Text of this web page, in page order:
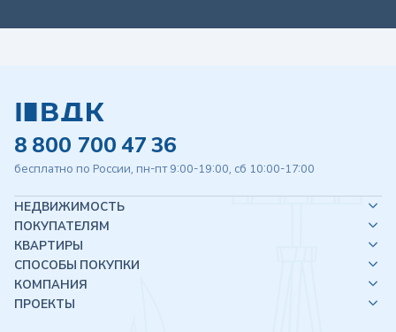
8 800 700 47 36
бесплатно по России, пн-пт 9:00-19:00, сб 10:00-17:00
НЕДВИЖИМОСТЬ
ПОКУПАТЕЛЯМ
КВАРТИРЫ
СПОСОБЫ ПОКУПКИ
КОМПАНИЯ
ПРОЕКТЫ